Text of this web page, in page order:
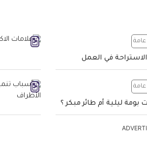
في العمل
بومة ليلية أم طائر مبكر ؟